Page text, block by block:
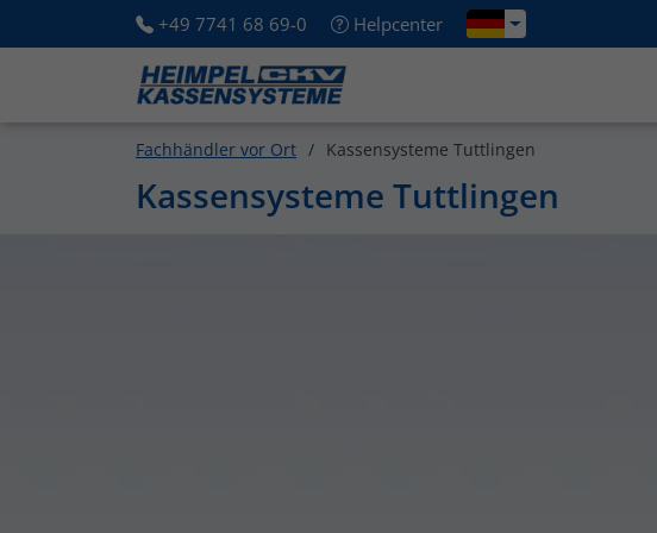
+49 7741 68 69-0 Helpcenter
Fachhändler vor Ort Kassensysteme Tuttlingen
Kassensysteme Tuttlingen